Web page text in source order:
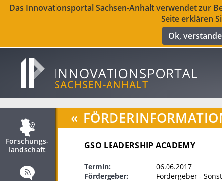
Das Innovationsportal Sachsen-Anhalt verwendet zur
Seite erklären
Ok,
Forschungs­
landschaft
«
GSO LEADERSHIP ACADEMY
Termin:
06.06.2017
Fördergeber:
Fördergeber -